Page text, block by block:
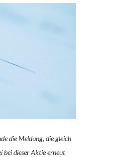
die Meldung, die gleich
bei dieser Aktie erneut